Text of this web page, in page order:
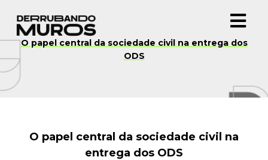
O papel central da sociedade civil na entrega dos
ODS
O papel central da sociedade civil na
entrega dos ODS